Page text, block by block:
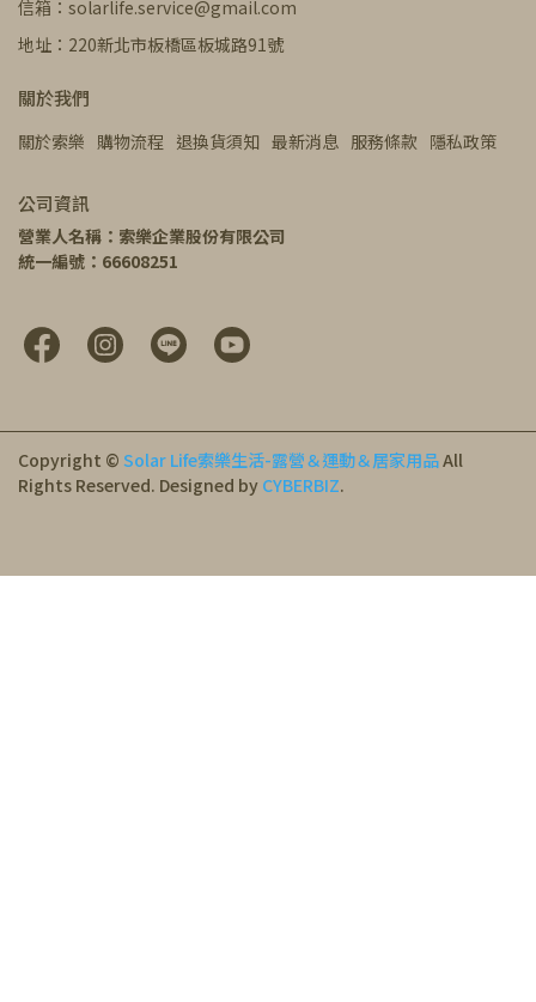
信箱：solarlife.service@gmail.com
地址：220新北市板橋區板城路91號
關於我們
關於索樂 購物流程 退換貨須知 最新消息 服務條款 隱私政策
公司資訊
營業人名稱：索樂企業股份有限公司
統一編號：66608251
Copyright © Solar Life索樂生活-露營＆運動＆居家用品All
Rights Reserved. Designed by CYBERBIZ.